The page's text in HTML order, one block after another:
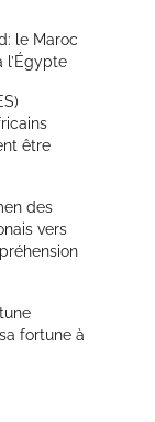
le Maroc
l’Égypte
être
des
vers
fortune à